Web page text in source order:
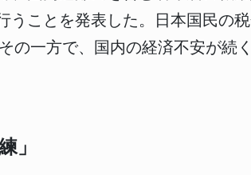
うことを発表した。日本国民の
一方で、国内の経済不安が続
」